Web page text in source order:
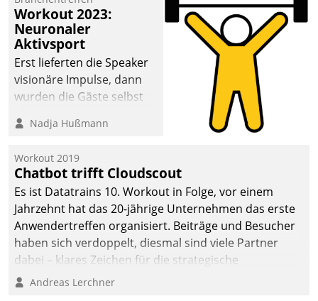
Workout 2023:
Neuronaler
Aktivsport
Erst lieferten die Speaker
visionäre Impulse, dann
wurden die Gäste selbst
methodisch
Quartier. Dazwischen
zeigte Datatrain, was es
Neues zu bieten hat.
Nadja Hußmann
Workout 2019
Chatbot trifft Cloudscout
Es ist Datatrains 10. Workout in Folge, vor einem
Jahrzehnt hat das 20-jährige Unternehmen das erste
Anwendertreffen organisiert. Beiträge und Besucher
haben sich verdoppelt, diesmal sind viele Partner
dabei – klares Zeichen für die strategische
Fokussierung auf den Kunden.
Andreas Lerchner